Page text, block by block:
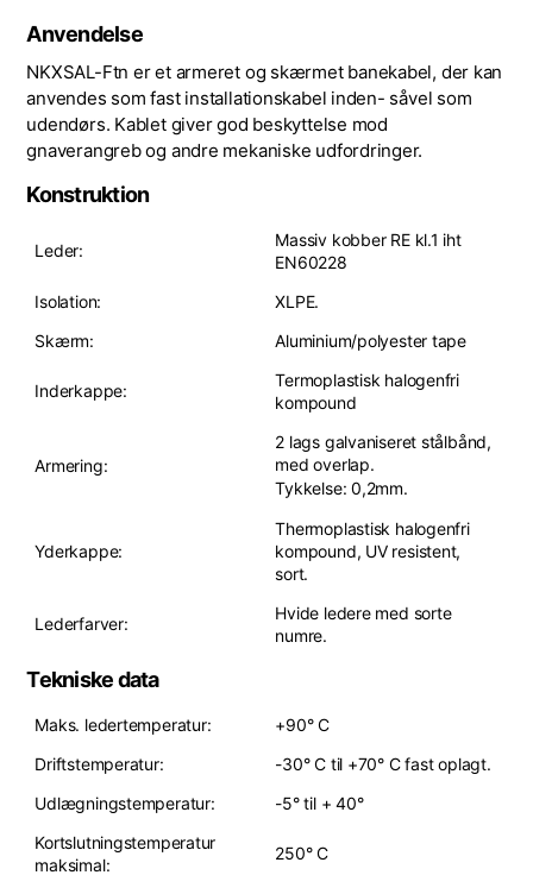
Anvendelse
NKXSAL-Ftn er et armeret og skærmet banekabel, der kan
anvendes som fast installationskabel inden- såvel som
udendørs. Kablet giver god beskyttelse mod
gnaverangreb og andre mekaniske udfordringer.
Konstruktion
Leder:
Massiv kobber RE kl.1 iht
EN60228
Isolation:
XLPE.
Skærm:
Aluminium/polyester tape
Inderkappe:
Termoplastisk halogenfri
kompound
Armering:
2 lags galvaniseret stålbånd,
med overlap.
Tykkelse: 0,2mm.
Yderkappe:
Thermoplastisk halogenfri
kompound, UV resistent,
sort.
Lederfarver:
Hvide ledere med sorte
numre.
Tekniske data
Maks. ledertemperatur:
+90° C
Driftstemperatur:
-30° C til +70° C fast oplagt.
Udlægningstemperatur:
-5° til + 40°
Kortslutningstemperatur
maksimal:
250° C